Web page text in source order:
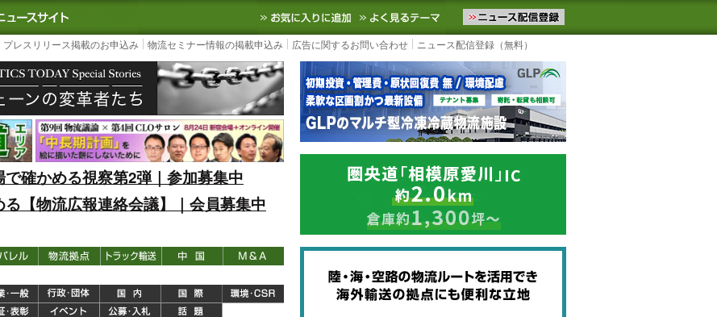
｜国内最大の物流ニュースサイト3PL, SCMなど国内外の最新の物流ニュースをお届けします。物流ニュースメール配信を登録す
お気に入りに追加 よく見るテーマ
レスリリース掲載のお申込み 物流セミナー情報の掲載申込み 広告に関するお問い合わせ ニュース配信登録（無料）
確かめる視察第2弾｜参加募集中
【物流広報連絡会議】｜会員募集中